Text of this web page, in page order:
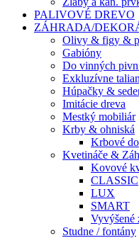
PALIVOVÉ DREVO
ZÁHRADA/
Olivy & figy &
Gabióny
Do vinných
Exkluzívne
Húpačky &
Imitácie dreva
Mestký mobiliár
Krby & ohniská
Krbové
Kvetináče &
Kovové
CLASSIC
LUX
SMART
Vyvýšené
Studne / fontány